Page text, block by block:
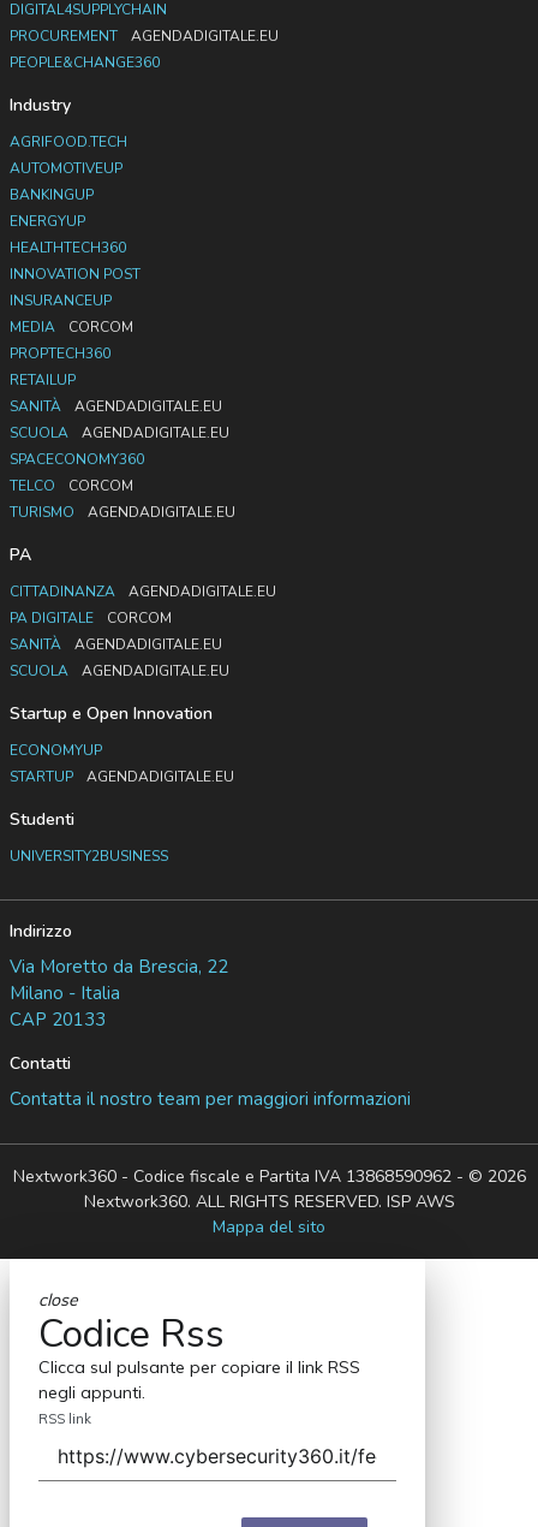
DIGITAL4SUPPLYCHAIN
PROCUREMENT
AGENDADIGITALE.EU
PEOPLE&CHANGE360
Industry
AGRIFOOD.TECH
AUTOMOTIVEUP
BANKINGUP
ENERGYUP
HEALTHTECH360
INNOVATION POST
INSURANCEUP
MEDIA
CORCOM
PROPTECH360
RETAILUP
SANITÀ
AGENDADIGITALE.EU
SCUOLA
AGENDADIGITALE.EU
SPACECONOMY360
TELCO
CORCOM
TURISMO
AGENDADIGITALE.EU
PA
CITTADINANZA
AGENDADIGITALE.EU
PA DIGITALE
CORCOM
SANITÀ
AGENDADIGITALE.EU
SCUOLA
AGENDADIGITALE.EU
Startup e Open Innovation
ECONOMYUP
STARTUP
AGENDADIGITALE.EU
Studenti
UNIVERSITY2BUSINESS
Indirizzo
Via Moretto da Brescia, 22
Milano - Italia
CAP 20133
Contatti
Contatta il nostro team per maggiori informazioni
Nextwork360 - Codice fiscale e Partita IVA 13868590962 - © 2026
Nextwork360. ALL RIGHTS RESERVED. ISP AWS
Mappa del sito
close
Codice Rss
Clicca sul pulsante per copiare il link RSS
negli appunti.
RSS link